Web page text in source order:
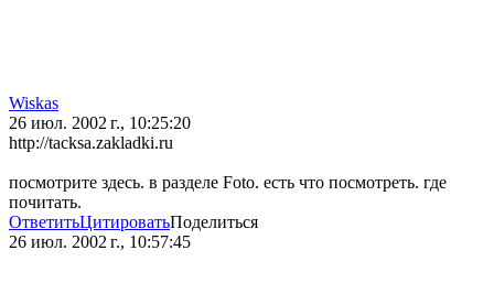
Wiskas
26 июл. 2002 г., 10:25:20
http://tacksa.zakladki.ru
посмотрите здесь. в разделе Foto. есть что посмотреть. где
почитать.
ОтветитьЦитироватьПоделиться
26 июл. 2002 г., 10:57:45